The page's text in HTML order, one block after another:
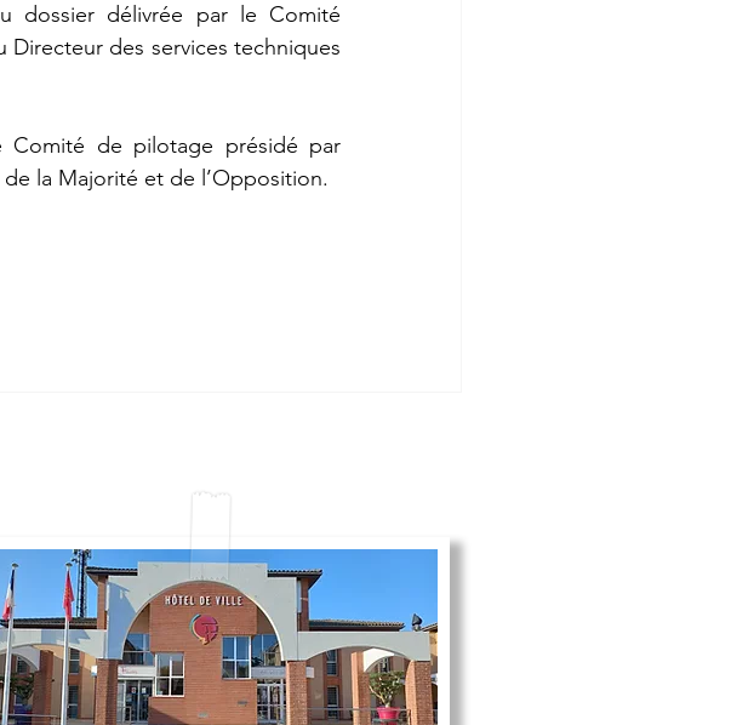
dossier délivrée par le Comité
des services techniques
Comité de pilotage présidé par
la Majorité et de l’Opposition.